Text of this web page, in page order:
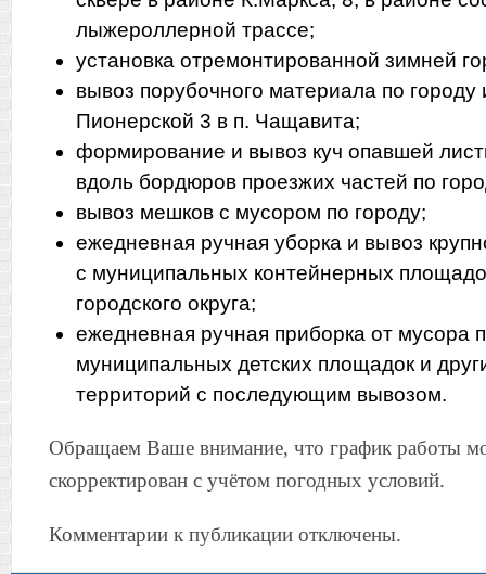
лыжероллерной трассе;
установка отремонтированной зимней
вывоз порубочного материала по городу
Пионерской 3 в п. Чащавита;
формирование и вывоз куч опавшей
вдоль бордюров проезжих частей по
вывоз мешков с мусором по городу;
ежедневная ручная уборка и вывоз
с муниципальных контейнерных
городского округа;
ежедневная ручная приборка от мусора
муниципальных детских площадок и
территорий с последующим вывозом.
Обращаем Ваше внимание, что график работы
скорректирован с учётом погодных условий.
Комментарии к публикации отключены.